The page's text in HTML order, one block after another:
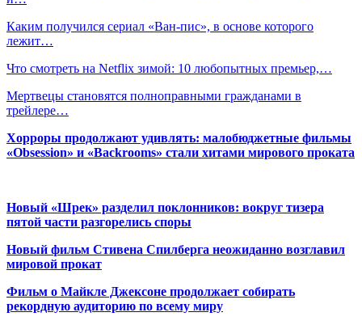
Каким получился сериал «Ван-пис», в основе которого
лежит…
Что смотреть на Netflix зимой: 10 любопытных премьер,…
Мертвецы становятся полноправными гражданами в
трейлере…
Хорроры продолжают удивлять: малобюджетные фильмы
«Obsession» и «Backrooms» стали хитами мирового проката
Новый «Шрек» разделил поклонников: вокруг тизера
пятой части разгорелись споры
Новый фильм Стивена Спилберга неожиданно возглавил
мировой прокат
Фильм о Майкле Джексоне продолжает собирать
рекордную аудиторию по всему миру